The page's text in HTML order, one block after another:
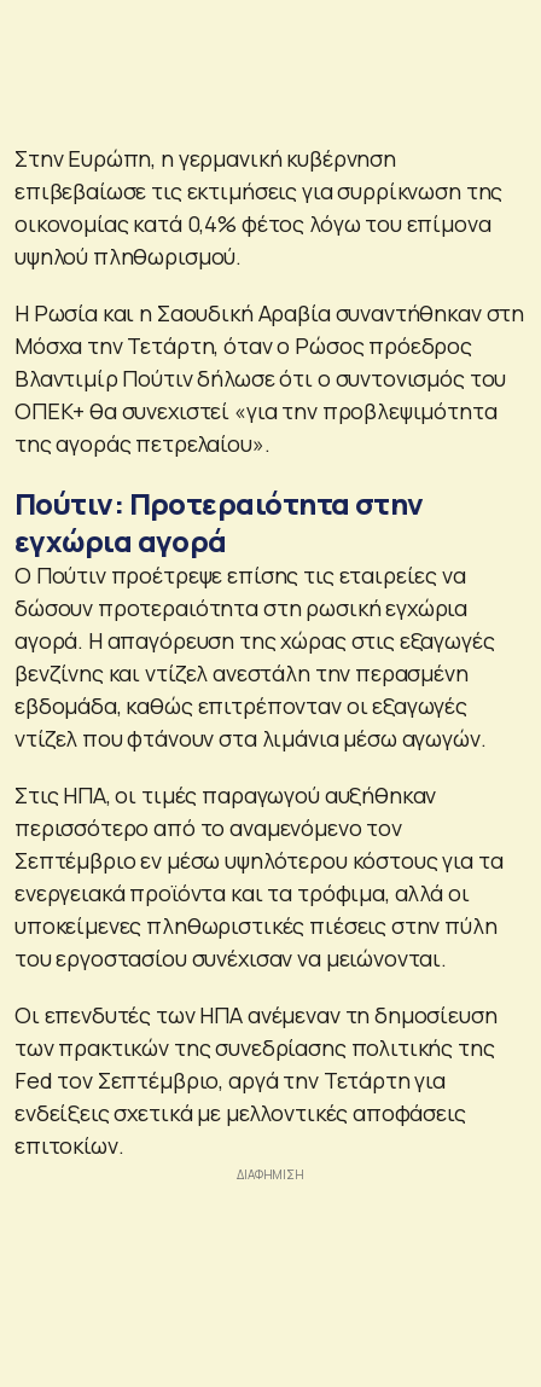
Στην Ευρώπη, η γερμανική κυβέρνηση
επιβεβαίωσε τις εκτιμήσεις για συρρίκνωση της
οικονομίας κατά 0,4% φέτος λόγω του επίμονα
υψηλού πληθωρισμού.
Η Ρωσία και η Σαουδική Αραβία συναντήθηκαν στη
Μόσχα την Τετάρτη, όταν ο Ρώσος πρόεδρος
Βλαντιμίρ Πούτιν δήλωσε ότι ο συντονισμός του
ΟΠΕΚ+ θα συνεχιστεί «για την προβλεψιμότητα
της αγοράς πετρελαίου».
Πούτιν: Προτεραιότητα στην
εγχώρια αγορά
Ο Πούτιν προέτρεψε επίσης τις εταιρείες να
δώσουν προτεραιότητα στη ρωσική εγχώρια
αγορά. Η απαγόρευση της χώρας στις εξαγωγές
βενζίνης και ντίζελ ανεστάλη την περασμένη
εβδομάδα, καθώς επιτρέπονταν οι εξαγωγές
ντίζελ που φτάνουν στα λιμάνια μέσω αγωγών.
Στις ΗΠΑ, οι τιμές παραγωγού αυξήθηκαν
περισσότερο από το αναμενόμενο τον
Σεπτέμβριο εν μέσω υψηλότερου κόστους για τα
ενεργειακά προϊόντα και τα τρόφιμα, αλλά οι
υποκείμενες πληθωριστικές πιέσεις στην πύλη
του εργοστασίου συνέχισαν να μειώνονται.
Οι επενδυτές των ΗΠΑ ανέμεναν τη δημοσίευση
των πρακτικών της συνεδρίασης πολιτικής της
Fed τον Σεπτέμβριο, αργά την Τετάρτη για
ενδείξεις σχετικά με μελλοντικές αποφάσεις
επιτοκίων.